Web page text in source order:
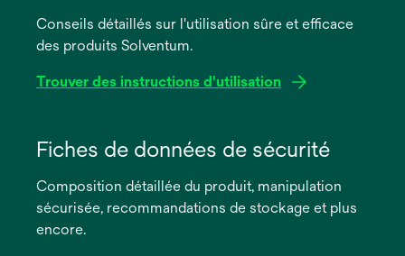
Conseils détaillés sur l'utilisation sûre et efficace
des produits Solventum.
Trouver des instructions d'utilisation
dans
nouvel
onglet
Fiches de données de sécurité
Composition détaillée du produit, manipulation
sécurisée, recommandations de stockage et plus
encore.